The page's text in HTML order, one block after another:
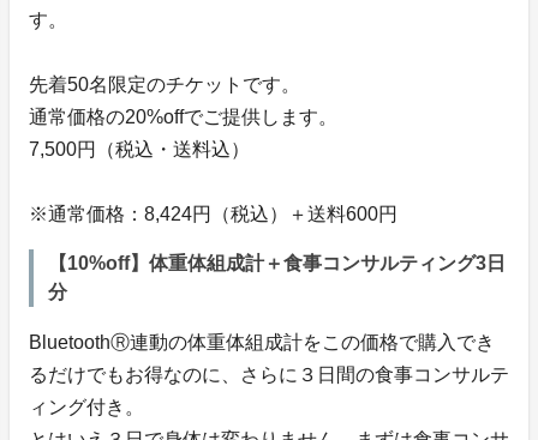
す。
先着50名限定のチケットです。
通常価格の20%offでご提供します。
7,500円（税込・送料込）
※通常価格：8,424円（税込）＋送料600円
【10%off】体重体組成計＋食事コンサルティング3日
分
BluetoothⓇ連動の体重体組成計をこの価格で購入でき
るだけでもお得なのに、さらに３日間の食事コンサルテ
ィング付き。